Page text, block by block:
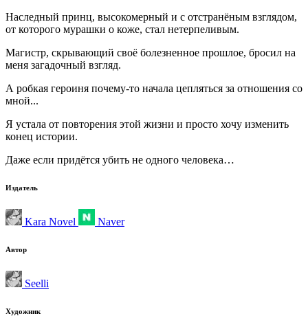
Наследный принц, высокомерный и с отстранёным взглядом,
от которого мурашки о коже, стал нетерпеливым.
Магистр, скрывающий своё болезненное прошлое, бросил на
меня загадочный взгляд.
А робкая героиня почему-то начала цепляться за отношения со
мной...
Я устала от повторения этой жизни и просто хочу изменить
конец истории.
Даже если придётся убить не одного человека…
Издатель
Kara Novel Naver
Автор
Seelli
Художник